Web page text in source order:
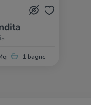
1 bagno